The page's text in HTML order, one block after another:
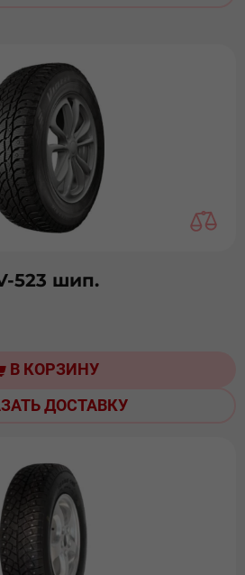
523 шип.
В КОРЗИНУ
ДОСТАВКУ